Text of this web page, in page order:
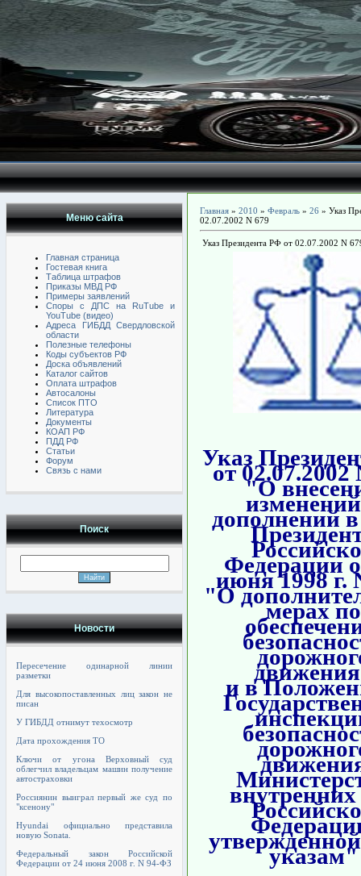
Меню сайта
Главная страница
Гостевая книга
Таблица штрафов
Приказы МВД РФ
Примеры заявлений
Споры с ДПС на RuTube и
YouTube (видео)
Адреса ГИБДД Свердловской
области
Полезные телефоны
Коды субъектов РФ
Доска объявлений
Каталог сайтов
Оплата штрафов
Автосалоны
Список ПТО
Литература
Документы
КОАП РФ
ПДД РФ
Статьи
Форум
Связь с нами
Поиск
Новости
Пересечение одинарной линии
разметки
Для высокопоставленных лиц закон не
писан
У ГИБДД отнимут техосмотр
Дата прохождения ТО
Ключи от угона Верховный суд
облегчил владельцам машин получение
автостраховки
Россиянин выиграл первый же суд по
"ксенону"
Hyundai официально представила
новую Sonata.
Федеральный закон Российской
Федерации от 24 июня 2008 г. N 94-ФЗ
Главная » 2010 » Февраль » 26 » Указ
02.07.2002 N 679
Указ Президента РФ от 02.07.2002 N
Указ
от 02.07.2002
"О
дополнений
Федерации
июня 1998 г.
"О
мерах по
и в
внутренних
указам"